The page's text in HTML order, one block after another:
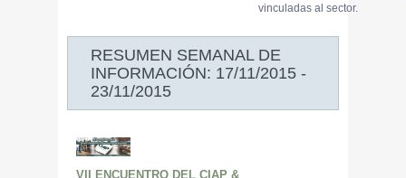
vinculadas al sector.
RESUMEN SEMANAL DE
INFORMACIÓN: 17/11/2015 -
23/11/2015
VII ENCUENTRO DEL CIAP &